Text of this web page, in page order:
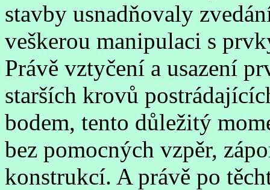
stavby usnadňovaly
veškerou manipulaci s
Právě vztyčení a usazení
starších krovů
bodem, tento důležitý
bez pomocných vzpěr,
konstrukcí. A právě po